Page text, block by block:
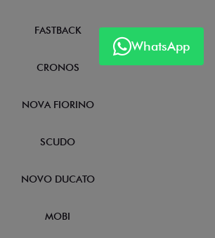
WhatsApp
FASTBACK
CRONOS
NOVA FIORINO
SCUDO
NOVO DUCATO
MOBI